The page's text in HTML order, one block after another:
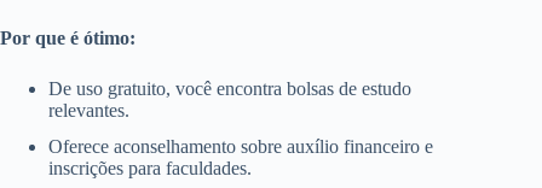
Por que é ótimo:
De uso gratuito, você encontra bolsas de estudo
relevantes.
Oferece aconselhamento sobre auxílio financeiro e
inscrições para faculdades.